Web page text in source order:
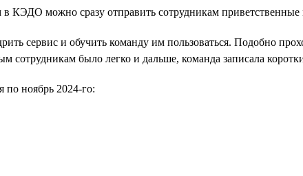
КЭДО можно сразу отправить сотрудникам
сервис и обучить команду им пользоваться. Подобно
сотрудникам было легко и дальше, команда записала
ноябрь 2024-го: